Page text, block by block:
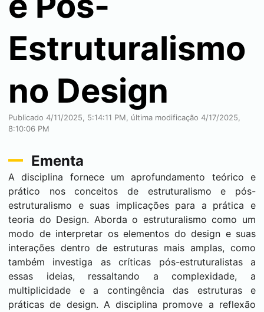
Estruturalismo
no Design
Publicado 4/11/2025, 5:14:11 PM, última modificação 4/17/2025,
8:10:06 PM
Ementa
A disciplina fornece um aprofundamento teórico e
prático nos conceitos de estruturalismo e pós-
estruturalismo e suas implicações para a prática e
teoria do Design. Aborda o estruturalismo como um
modo de interpretar os elementos do design e suas
interações dentro de estruturas mais amplas, como
também investiga as críticas pós-estruturalistas a
essas ideias, ressaltando a complexidade, a
multiplicidade e a contingência das estruturas e
práticas de design. A disciplina promove a reflexão